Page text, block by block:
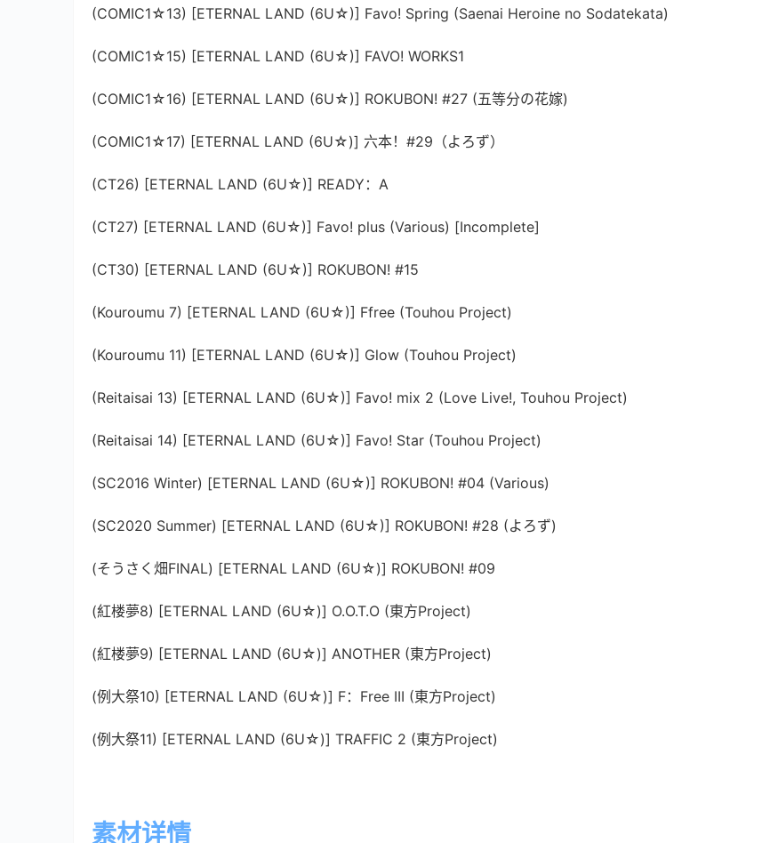
(COMIC1☆13) [ETERNAL LAND (6U☆)] Favo! Spring (Saenai Heroine no Sodatekata)
(COMIC1☆15) [ETERNAL LAND (6U☆)] FAVO! WORKS1
(COMIC1☆16) [ETERNAL LAND (6U☆)] ROKUBON! #27 (五等分の花嫁)
(COMIC1☆17) [ETERNAL LAND (6U☆)] 六本！#29（よろず）
(CT26) [ETERNAL LAND (6U☆)] READY：A
(CT27) [ETERNAL LAND (6U☆)] Favo! plus (Various) [Incomplete]
(CT30) [ETERNAL LAND (6U☆)] ROKUBON! #15
(Kouroumu 7) [ETERNAL LAND (6U☆)] Ffree (Touhou Project)
(Kouroumu 11) [ETERNAL LAND (6U☆)] Glow (Touhou Project)
(Reitaisai 13) [ETERNAL LAND (6U☆)] Favo! mix 2 (Love Live!, Touhou Project)
(Reitaisai 14) [ETERNAL LAND (6U☆)] Favo! Star (Touhou Project)
(SC2016 Winter) [ETERNAL LAND (6U☆)] ROKUBON! #04 (Various)
(SC2020 Summer) [ETERNAL LAND (6U☆)] ROKUBON! #28 (よろず)
(そうさく畑FINAL) [ETERNAL LAND (6U☆)] ROKUBON! #09
(紅楼夢8) [ETERNAL LAND (6U☆)] O.O.T.O (東方Project)
(紅楼夢9) [ETERNAL LAND (6U☆)] ANOTHER (東方Project)
(例大祭10) [ETERNAL LAND (6U☆)] F：Free III (東方Project)
(例大祭11) [ETERNAL LAND (6U☆)] TRAFFIC 2 (東方Project)
素材详情